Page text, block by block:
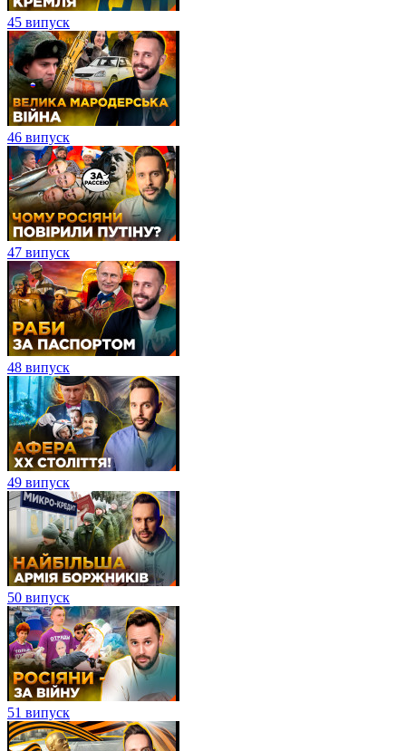
45 випуск
46 випуск
47 випуск
48 випуск
49 випуск
50 випуск
51 випуск